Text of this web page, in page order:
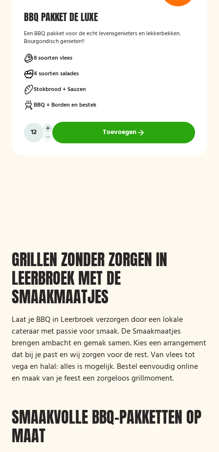
BBQ PAKKET DE LUXE
Een BBQ pakket voor de echt levensgenieters en lekkerbekken.
Bourgondisch genieten!!
8 soorten vlees
4 soorten salades
Stokbrood + Sauzen
BBQ + Borden en bestek
Toevoegen
GRILLEN ZONDER ZORGEN IN
LEERBROEK MET DE
SMAAKMAATJES
Laat je BBQ in Leerbroek verzorgen door een lokale
cateraar met passie voor smaak. De Smaakmaatjes
brengen ambacht en gemak samen. Kies een arrangement
dat bij je past en wij zorgen voor de rest. Van vlees tot
vega en halal: alles is mogelijk. Bestel eenvoudig online
en maak van je feest een zorgeloos grillmoment.
SMAAKVOLLE BBQ-PAKKETTEN OP
MAAT